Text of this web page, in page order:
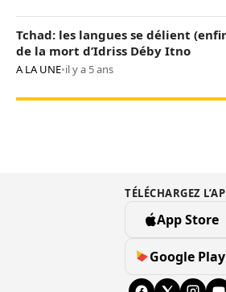
Tchad: les langues se délient
de la mort d’Idriss Déby Itno
A LA UNE•il y a 5 ans
TÉLÉCHARGEZ
App Store
Google Play